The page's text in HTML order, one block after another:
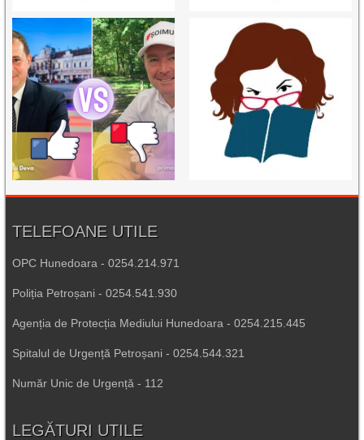
TELEFOANE UTILE
OPC Hunedoara - 0254.214.971
Poliția Petroșani - 0254.541.930
Agenția de Protecția Mediului Hunedoara - 0254.215.445
Spitalul de Urgență Petroșani - 0254.544.321
Număr Unic de Urgență - 112
LEGĂTURI UTILE